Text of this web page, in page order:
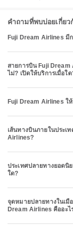
คำถามที่พบบ่อยเกี่ย
Fuji Dream Airlines มี
สายการบิน Fuji
ไม่? เปิดให้บริการเมื่อใด
Fuji Dream Airlines ใ
เส้นทางบินภายในประเ
Airlines?
ประเทศปลายทางยอดนิ
ใด?
จุดหมายปลายทางในเมื
Dream Airlines คืออะไ